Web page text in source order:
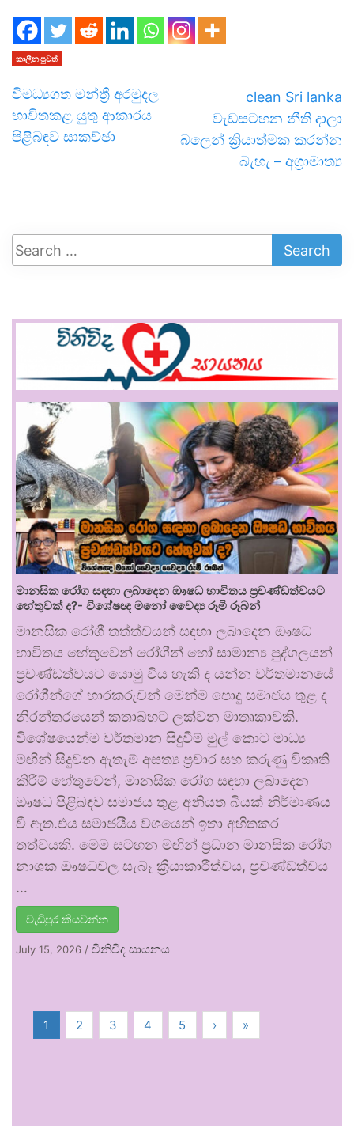
කාලීන පුවත්
විමධ්‍යගත මන්ත්‍රී අරමුදල
භාවිතකළ යුතු ආකාරය
පිළිබඳව සාකච්ඡා
clean Sri lanka
වැඩසටහන නීති දාලා
බලෙන් ක්‍රියාත්මක කරන්න
බැහැ – අග්‍රාමාත්‍ය
මානසික රෝග සඳහා ලබාදෙන ඖෂධ භාවිතය ප්‍රචණ්ඩත්වයට
හේතුවක් ද?- විශේෂඥ මනෝ වෛද්‍ය රූමි රූබන්
මානසික රෝගී තත්ත්වයන් සඳහා ලබාදෙන ඖෂධ
භාවිතය හේතුවෙන් රෝගීන් හෝ සාමාන්‍ය පුද්ගලයන්
ප්‍රචණ්ඩත්වයට යොමු විය හැකි ද යන්න වර්තමානයේ
රෝගීන්ගේ භාරකරුවන් මෙන්ම පොදු සමාජය තුළ ද
නිරන්තරයෙන් කතාබහට ලක්වන මාතෘකාවකි.
විශේෂයෙන්ම වර්තමාන සිදුවීම් මුල් කොට මාධ්‍ය
මඟින් සිදුවන ඇතැම් අසත්‍ය ප්‍රචාර සහ කරුණු විකෘති
කිරීම් හේතුවෙන්, මානසික රෝග සඳහා ලබාදෙන
ඖෂධ පිළිබඳව සමාජය තුළ අනියත බියක් නිර්මාණය
වී ඇත.එය සමාජයීය වශයෙන් ඉතා අහිතකර
තත්වයකි. මෙම සටහන මඟින් ප්‍රධාන මානසික රෝග
නාශක ඖෂධවල සැබෑ ක්‍රියාකාරීත්වය, ප්‍රචණ්ඩත්වය
…
වැඩිපුර කියවන්න
July 15, 2026 / විනිවිද සායනය
1 2 3 4 5 › »